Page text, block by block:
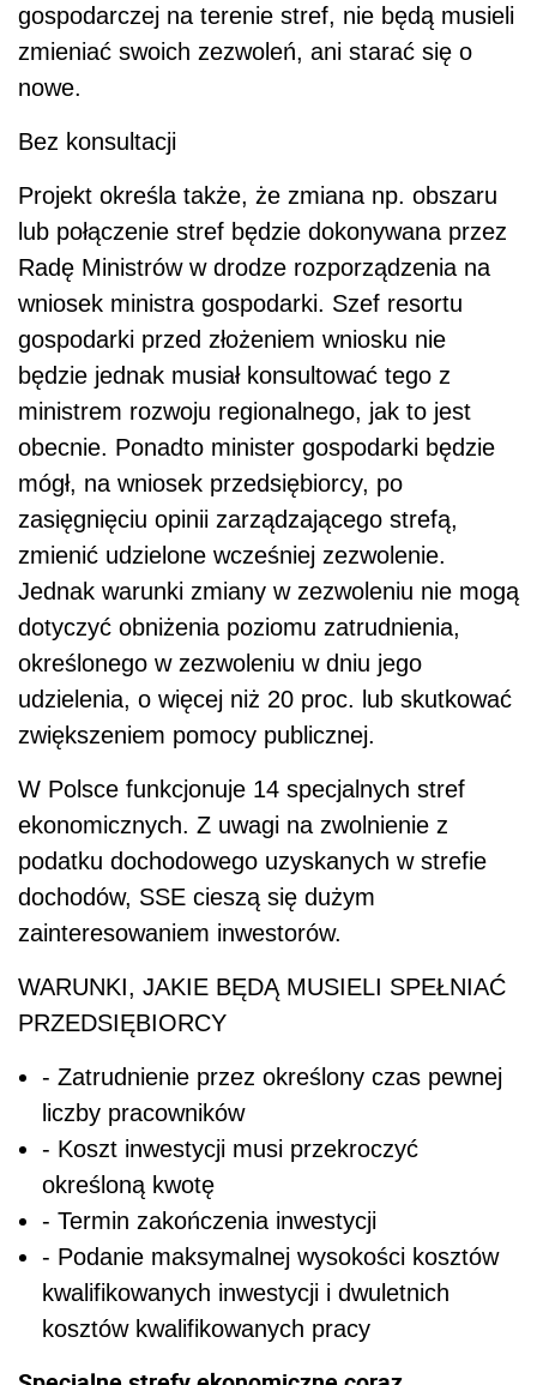
gospodarczej na terenie stref, nie będą musieli
zmieniać swoich zezwoleń, ani starać się o
nowe.
Bez konsultacji
Projekt określa także, że zmiana np. obszaru
lub połączenie stref będzie dokonywana przez
Radę Ministrów w drodze rozporządzenia na
wniosek ministra gospodarki. Szef resortu
gospodarki przed złożeniem wniosku nie
będzie jednak musiał konsultować tego z
ministrem rozwoju regionalnego, jak to jest
obecnie. Ponadto minister gospodarki będzie
mógł, na wniosek przedsiębiorcy, po
zasięgnięciu opinii zarządzającego strefą,
zmienić udzielone wcześniej zezwolenie.
Jednak warunki zmiany w zezwoleniu nie mogą
dotyczyć obniżenia poziomu zatrudnienia,
określonego w zezwoleniu w dniu jego
udzielenia, o więcej niż 20 proc. lub skutkować
zwiększeniem pomocy publicznej.
W Polsce funkcjonuje 14 specjalnych stref
ekonomicznych. Z uwagi na zwolnienie z
podatku dochodowego uzyskanych w strefie
dochodów, SSE cieszą się dużym
zainteresowaniem inwestorów.
WARUNKI, JAKIE BĘDĄ MUSIELI SPEŁNIAĆ
PRZEDSIĘBIORCY
- Zatrudnienie przez określony czas pewnej
liczby pracowników
- Koszt inwestycji musi przekroczyć
określoną kwotę
- Termin zakończenia inwestycji
- Podanie maksymalnej wysokości kosztów
kwalifikowanych inwestycji i dwuletnich
kosztów kwalifikowanych pracy